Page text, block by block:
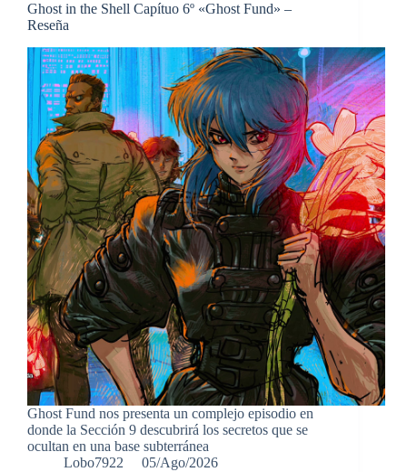
Ghost in the Shell Capítuo 6º «Ghost Fund» –
Reseña
Ghost Fund nos presenta un complejo episodio en
donde la Sección 9 descubrirá los secretos que se
ocultan en una base subterránea
Lobo7922
05/Ago/2026